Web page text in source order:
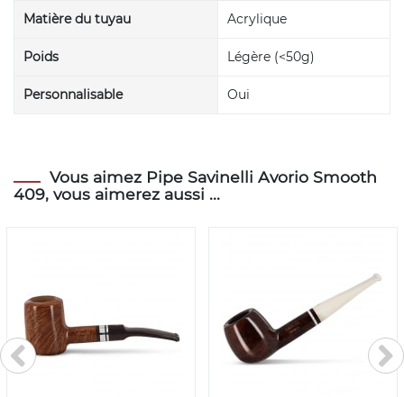
Matière du tuyau Acrylique
Poids Légère (<50g)
Personnalisable Oui
Vous aimez Pipe Savinelli Avorio Smooth
409, vous aimerez aussi ...